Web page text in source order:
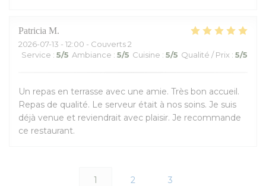
Patricia M
2026-07-13 - 12:00 - Couverts 2
Service : 5/5 Ambiance : 5/5 Cuisine : 5/5 Qualité / Prix : 5/5
Un repas en terrasse avec une amie. Très bon accueil.
Repas de qualité. Le serveur était à nos soins. Je suis
déjà venue et reviendrait avec plaisir. Je recommande
ce restaurant.
1 2 3